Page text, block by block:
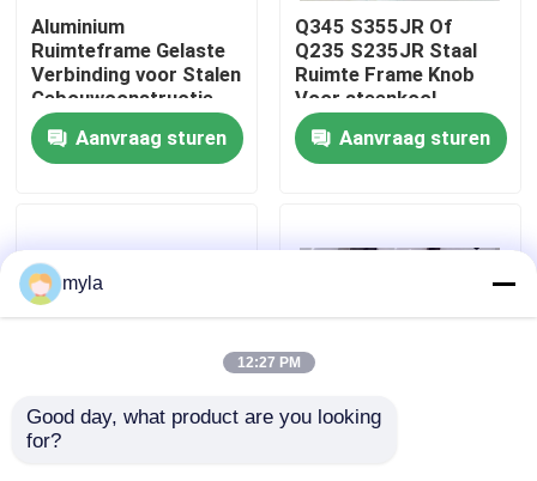
Fabrieksreis
Kwaliteitscontrole
Contacteer ons
Gevallen
Aluminium
Ruimteframe Gelaste
Verbinding voor Stalen
Gebouwconstructie
Geschroefde
Knooppuntstructuur
GB
Aanvraag sturen
Q345 S355JR Of
Q235 S235JR Staal
Ruimte Frame Knob
Voor steenkool
schuren additieven
schuren lignite
schuren
Aanvraag sturen
Stevigheid
myla
12:27 PM
Good day, what product are you looking
for?